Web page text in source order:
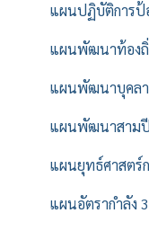
แผนปฏิบัติการป้
แผนพัฒนาท้อง
แผนพัฒนาบุคลา
แผนพัฒนาสามปี
แผนยุทธ์ศาสตร์
แผนอัตรากำลัง